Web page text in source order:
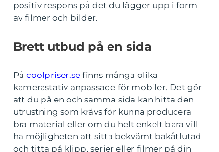
positiv respons på det du lägger upp i form
av filmer och bilder.
Brett utbud på en sida
På coolpriser.se finns många olika
kamerastativ anpassade för mobiler. Det gör
att du på en och samma sida kan hitta den
utrustning som krävs för kunna producera
bra material eller om du helt enkelt bara vill
ha möjligheten att sitta bekvämt bakåtlutad
och titta på klipp, serier eller filmer på din